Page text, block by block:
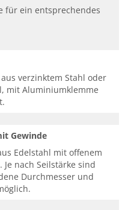
für ein entsprechendes
verzinktem Stahl oder
mit Aluminiumklemme
Gewinde
Edelstahl mit offenem
Je nach Seilstärke sind
Durchmesser und